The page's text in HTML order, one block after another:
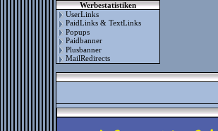
Werbestatistiken
UserLinks
PaidLinks & TextLinks
Popups
Paidbanner
Plusbanner
MailRedirects